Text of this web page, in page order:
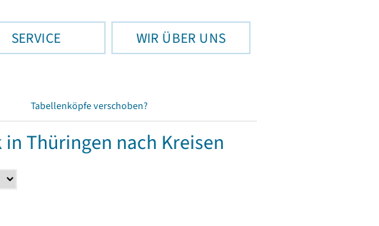
SERVICE WIR ÜBER UNS
Tabellenköpfe verschoben?
Thüringen nach Kreisen